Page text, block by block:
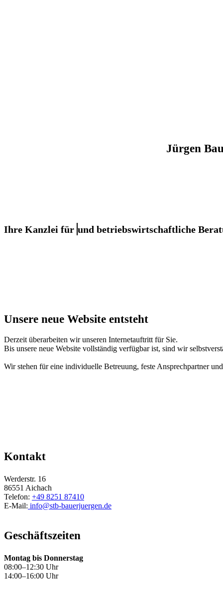
Jürgen
Ihre Kanzlei für und betriebswirtschaftliche
Unsere neue Website entsteht
Derzeit überarbeiten wir unseren Internetauftritt für Sie.
Bis unsere neue Website vollständig verfügbar ist, sind wir
Wir stehen für eine individuelle Betreuung, feste Ansprechpartner
Kontakt
Werderstr. 16
86551 Aichach
Telefon: +49 8251 87410
E-Mail: info@stb-bauerjuergen.de
Geschäftszeiten
Montag bis Donnerstag
08:00–12:30 Uhr
14:00–16:00 Uhr